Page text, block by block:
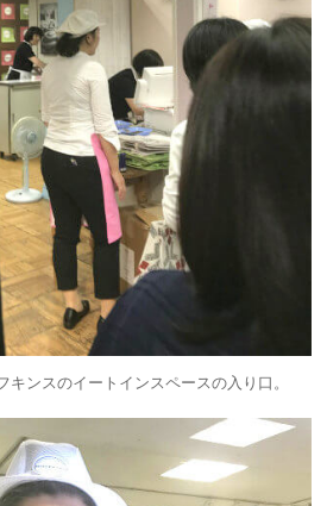
キンスのイートインスペースの入り口。